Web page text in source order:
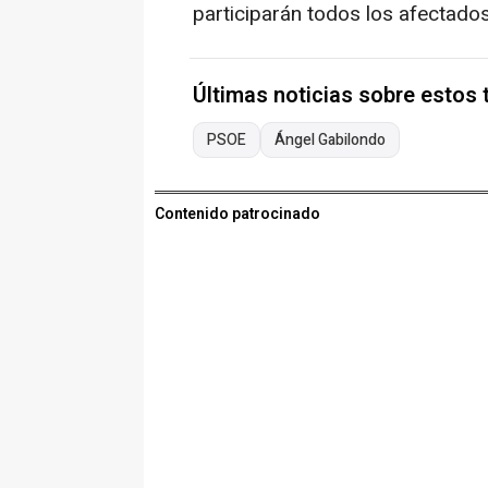
participarán todos los
Últimas noticias sobre estos
PSOE Ángel Gabilondo
Contenido patrocinado